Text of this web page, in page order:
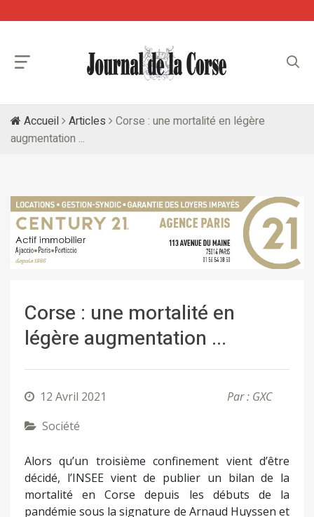
Accueil Articles
Corse : une mortalité en légère
augmentation ...
Corse : une mortalité en
légère augmentation ...
12 Avril 2021
Par : GXC
Société
Alors qu’un troisième confinement vient d’être
décidé, l’INSEE vient de publier un bilan de la
mortalité en Corse depuis les débuts de la
pandémie sous la signature de Arnaud Huyssen et